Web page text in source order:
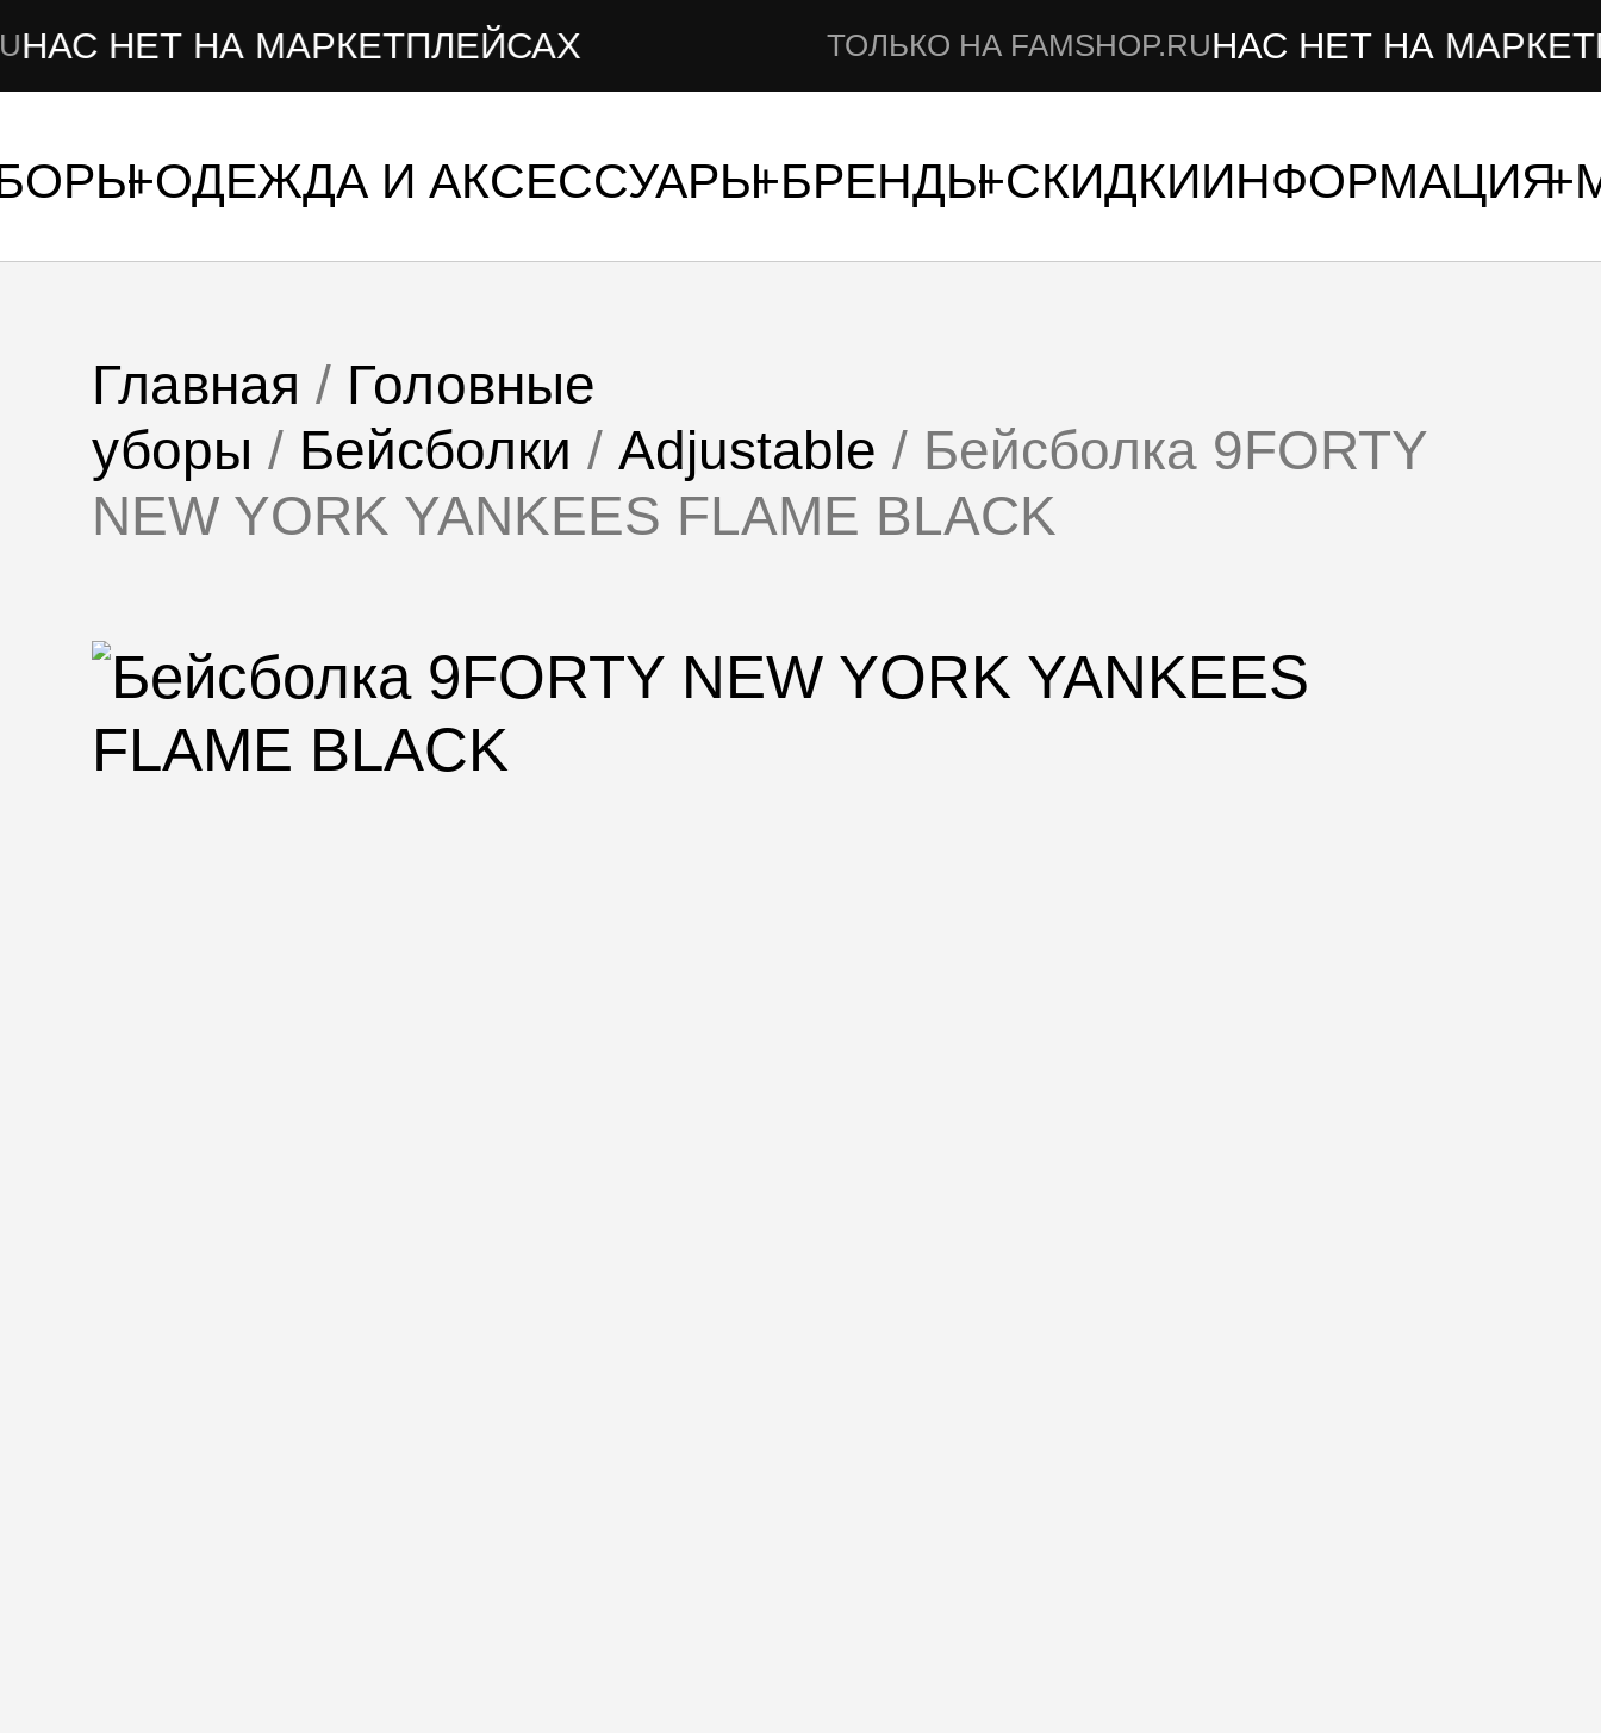
ТОЛЬКО НА FAMSHOP.RUНАС НЕТ НА
НЕТ НА МАРКЕТПЛЕЙСАХ
ОДЕЖДА И АКСЕССУАРЫБРЕНДЫСКИДКИИНФОРМАЦИЯ
Главная / Головные
уборы / Бейсболки /Adjustable / Бейсболка 9FORTY
NEW YORK YANKEES FLAME BLACK